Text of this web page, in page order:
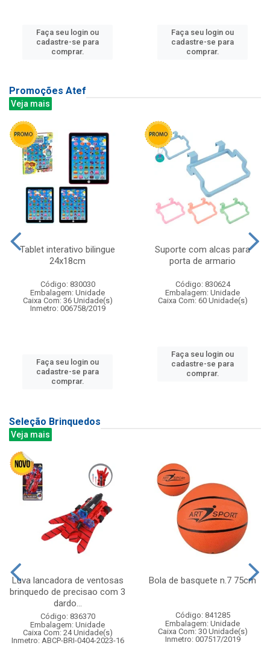
Faça seu login ou
cadastre-se para
comprar.
Faça seu login ou
cadastre-se para
comprar.
Promoções Atef
Veja mais
Tablet interativo bilingue
24x18cm
Código: 830030
Embalagem: Unidade
Caixa Com: 36 Unidade(s)
Inmetro: 006758/2019
Faça seu login ou
cadastre-se para
comprar.
Suporte com alcas para
porta de armario
Código: 830624
Embalagem: Unidade
Caixa Com: 60 Unidade(s)
Faça seu login ou
cadastre-se para
comprar.
Seleção Brinquedos
Veja mais
Luva lancadora de ventosas
brinquedo de precisao com 3
dardo...
Código: 836370
Embalagem: Unidade
Caixa Com: 24 Unidade(s)
Inmetro: ABCP-BRI-0404-2023-16
Bola de basquete n.7 75cm
Código: 841285
Embalagem: Unidade
Caixa Com: 30 Unidade(s)
Inmetro: 007517/2019